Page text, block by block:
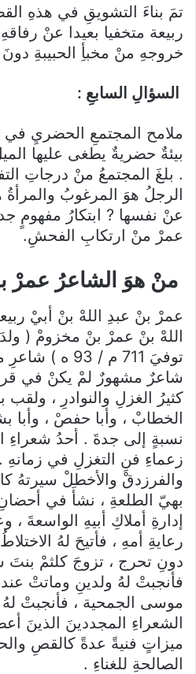
تمَ بناءَ التشويقِ في هذهِ
ربيعة متخفيا بعيدا عنْ
خروجهِ منْ مخبأِ الحبيبةِ
السؤالِ السابعِ :
ملامح المجتمعِ الحضريِ في
بيئةٌ حضريةٌ يطغى عليها
. بلغَ المجتمعُ منْ درجاتِ
الرجلُ هوَ المرغوبُ والمرأةُ
عنْ نفسها ? ابتكارُ مفهومٍ
عمرْ منْ ارتكابِ الفحشِ.
منْ هوَ الشاعرُ عمرْ
عمرْ بنْ عبدِ اللهْ بنْ أبيْ
توفيَ 711 م /
شاعرٌ مشهورٌ لمْ يكنْ في
كثيرُ الغزلِ والنوادرِ ، ولقب
الخطابْ ، وأبا حفصْ ، وأبا
نسبةٍ إلى جدةَ . أحدُ شعراءِ
زعماءِ فنِ التغزلِ في
والفرزدقْ والأخطلْ سيرتهُ
بهيّ الطلعةِ ، نشأَ في
إدارةِ أملاكِ أبيهِ الواسعةَ
رعايةِ أمهِ ، فأتيحَ لهُ
دونِ تحرج ، تزوجَ كلثمْ بنتَ
فأنجبتْ لهُ ولدينِ وماتتْ
موسى الجمحية ، فأنجبتْ
الشعراءِ المجددينَ الذينَ
ميزاتٍ فنيةً عدةً كالقصِ
الصالحةِ للغناءِ .